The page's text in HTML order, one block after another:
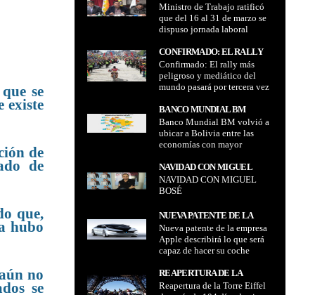
se
existe
de
de
que,
hubo
no
se
PAÍS"
SE INICIARÁ CON LA
INSPECCIÓN TÉCNICA
VEHICULAR
iniciará con la Inspección
Técnica Vehicular
RATIFICÓ QUE DEL 16 AL 31
DE MARZO SE DISPUSO
JORNADA LABORAL
16H00
Ministro de Trabajo ratificó
que del 16 al 31 de marzo se
dispuso jornada laboral
CONFIRMADO: EL RALLY
MÁS PELIGROSO Y
MEDIÁTICO DEL MUNDO
PASARÁ POR TERCERA VEZ
BOLIVIANO
Confirmado: El rally más
peligroso y mediático del
mundo pasará por tercera vez
BANCO MUNDIAL BM
VOLVIÓ A UBICAR A
BOLIVIA ENTRE LAS
ECONOMÍAS CON MAYOR
REGIÓN PARA ESTE 2023
Banco Mundial BM volvió a
ubicar a Bolivia entre las
economías con mayor
este 2023
NAVIDAD CON MIGUEL
BOSÉ
NAVIDAD CON MIGUEL
BOSÉ
NUEVA PATENTE DE LA
EMPRESA APPLE
DESCRIBIRÁ LO QUE SERÁ
CAPAZ DE HACER SU
Nueva patente de la empresa
Apple describirá lo que será
capaz de hacer su coche
REAPERTURA DE LA
TORRE EIFFEL DESPUÉS
Reapertura de la Torre Eiffel